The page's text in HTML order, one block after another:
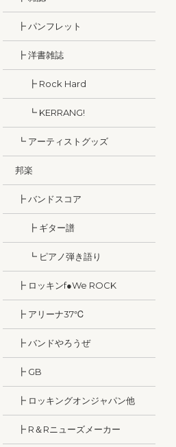
┣ パンフレット
┣ 洋書雑誌
┣ Rock Hard
┗ KERRANG!
┗ アーティストグッズ
邦楽
┣ バンドスコア
┣ ギター譜
┗ ピアノ弾き語り
┣ ロッキンf●We ROCK
┣ アリーナ37℃
┣ バンドやろうぜ
┣ GB
┣ ロッキングオンジャパン他
┣ R＆Rニューズメーカー